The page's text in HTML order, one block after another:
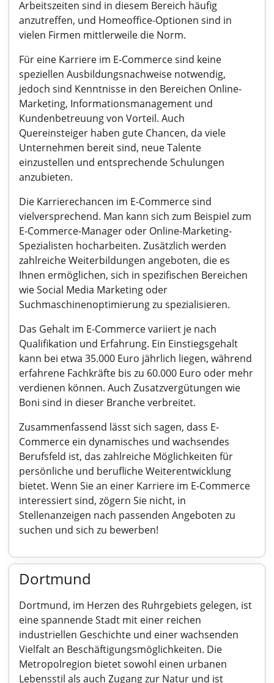
Arbeitszeiten sind in diesem Bereich häufig
anzutreffen, und Homeoffice-Optionen sind in
vielen Firmen mittlerweile die Norm.
Für eine Karriere im E-Commerce sind keine
speziellen Ausbildungsnachweise notwendig,
jedoch sind Kenntnisse in den Bereichen Online-
Marketing, Informationsmanagement und
Kundenbetreuung von Vorteil. Auch
Quereinsteiger haben gute Chancen, da viele
Unternehmen bereit sind, neue Talente
einzustellen und entsprechende Schulungen
anzubieten.
Die Karrierechancen im E-Commerce sind
vielversprechend. Man kann sich zum Beispiel zum
E-Commerce-Manager oder Online-Marketing-
Spezialisten hocharbeiten. Zusätzlich werden
zahlreiche Weiterbildungen angeboten, die es
Ihnen ermöglichen, sich in spezifischen Bereichen
wie Social Media Marketing oder
Suchmaschinenoptimierung zu spezialisieren.
Das Gehalt im E-Commerce variiert je nach
Qualifikation und Erfahrung. Ein Einstiegsgehalt
kann bei etwa 35.000 Euro jährlich liegen, während
erfahrene Fachkräfte bis zu 60.000 Euro oder mehr
verdienen können. Auch Zusatzvergütungen wie
Boni sind in dieser Branche verbreitet.
Zusammenfassend lässt sich sagen, dass E-
Commerce ein dynamisches und wachsendes
Berufsfeld ist, das zahlreiche Möglichkeiten für
persönliche und berufliche Weiterentwicklung
bietet. Wenn Sie an einer Karriere im E-Commerce
interessiert sind, zögern Sie nicht, in
Stellenanzeigen nach passenden Angeboten zu
suchen und sich zu bewerben!
Dortmund
Dortmund, im Herzen des Ruhrgebiets gelegen, ist
eine spannende Stadt mit einer reichen
industriellen Geschichte und einer wachsenden
Vielfalt an Beschäftigungsmöglichkeiten. Die
Metropolregion bietet sowohl einen urbanen
Lebensstil als auch Zugang zur Natur und ist